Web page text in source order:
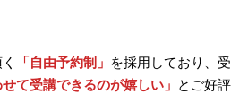
「自由予約制」 を採用しており、
て受講できるのが嬉しい」 とご好